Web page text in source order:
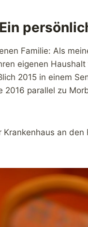
Familie: Als
eigenen
2015 in einem
parallel zu
an den